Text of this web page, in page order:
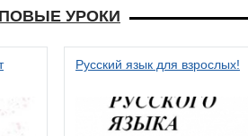
УРОКИ
Русский язык для взрослых!